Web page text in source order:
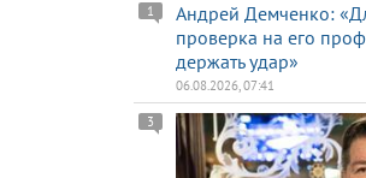
Андрей Демченко:
проверка на его
держать удар»
1
06.08.2026, 07:41
3